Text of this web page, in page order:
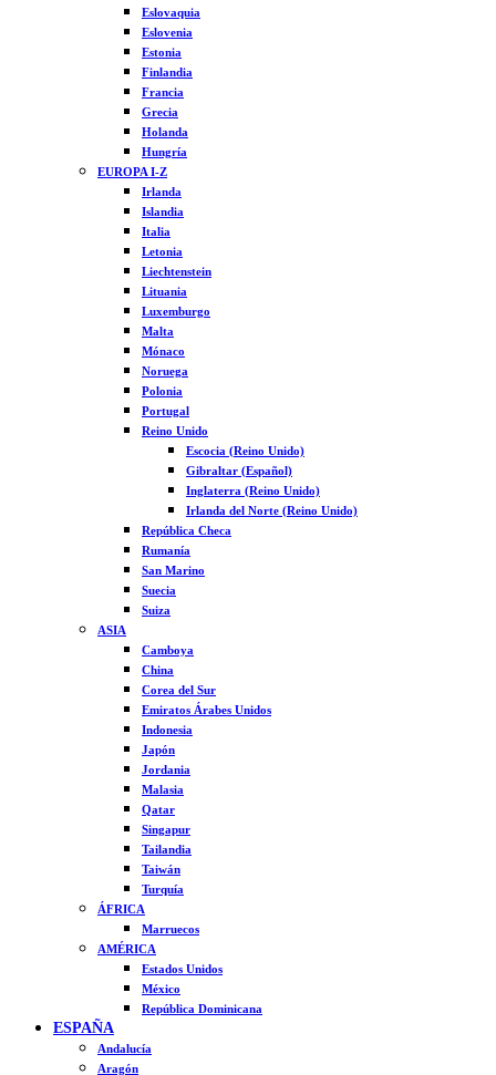
Eslovaquia
Eslovenia
Estonia
Finlandia
Francia
Grecia
Holanda
Hungría
EUROPA I-Z
Irlanda
Islandia
Italia
Letonia
Liechtenstein
Lituania
Luxemburgo
Malta
Mónaco
Noruega
Polonia
Portugal
Reino Unido
Escocia (Reino Unido)
Gibraltar (Español)
Inglaterra (Reino Unido)
Irlanda del Norte (Reino Unido)
República Checa
Rumanía
San Marino
Suecia
Suiza
ASIA
Camboya
China
Corea del Sur
Emiratos Árabes Unidos
Indonesia
Japón
Jordania
Malasia
Qatar
Singapur
Tailandia
Taiwán
Turquía
ÁFRICA
Marruecos
AMÉRICA
Estados Unidos
México
República Dominicana
ESPAÑA
Andalucía
Aragón